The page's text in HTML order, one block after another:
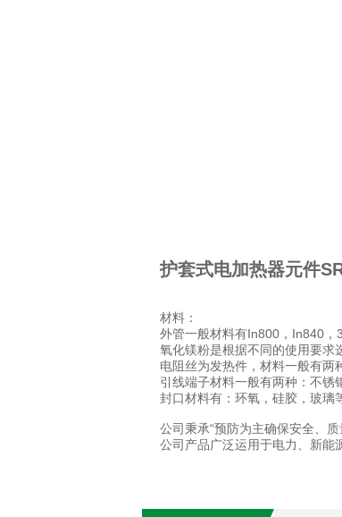
护套式电加热器元件
材料：
外管一般材料有In800，In840，
氧化镁粉是根据不同的使用要求
电阻丝为发热件，材料一般有两
引线端子材料一般有两种：不锈
封口材料有：环氧，硅胶，玻璃
公司秉承“预防为主确保安全、
公司产品广泛运用于电力、新能